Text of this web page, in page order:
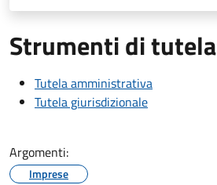
Strumenti di tutela
Tutela amministrativa
Tutela giurisdizionale
Argomenti:
Imprese